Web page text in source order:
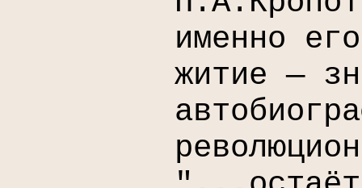
именно
житие —